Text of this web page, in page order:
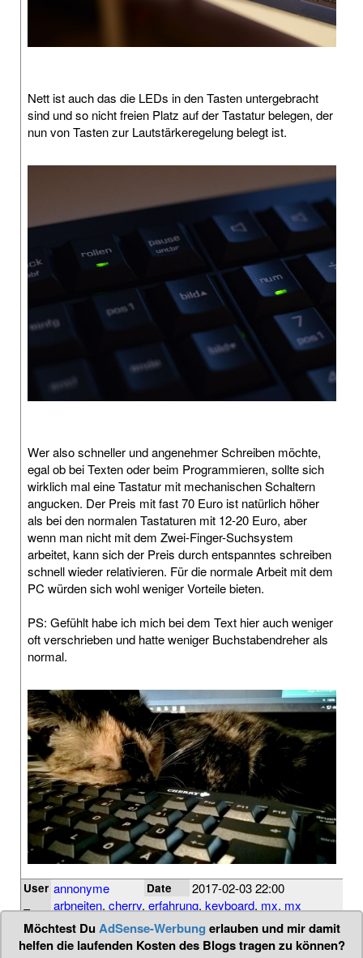
Nett ist auch das die LEDs in den Tasten untergebracht
sind und so nicht freien Platz auf der Tastatur belegen, der
nun von Tasten zur Lautstärkeregelung belegt ist.
Wer also schneller und angenehmer Schreiben möchte,
egal ob bei Texten oder beim Programmieren, sollte sich
wirklich mal eine Tastatur mit mechanischen Schaltern
angucken. Der Preis mit fast 70 Euro ist natürlich höher
als bei den normalen Tastaturen mit 12-20 Euro, aber
wenn man nicht mit dem Zwei-Finger-Suchsystem
arbeitet, kann sich der Preis durch entspanntes schreiben
schnell wieder relativieren. Für die normale Arbeit mit dem
PC würden sich wohl weniger Vorteile bieten.
PS: Gefühlt habe ich mich bei dem Text hier auch weniger
oft verschrieben und hatte weniger Buchstabendreher als
normal.
User annonyme Date 2017-02-03 22:00
Tags arbneiten, cherry, erfahrung, keyboard, mx, mx
board, review schalter ,switches tastatur
Möchtest DuAdSense-Werbung erlauben und mir damit
helfen die laufenden Kosten des Blogs tragen zu können?